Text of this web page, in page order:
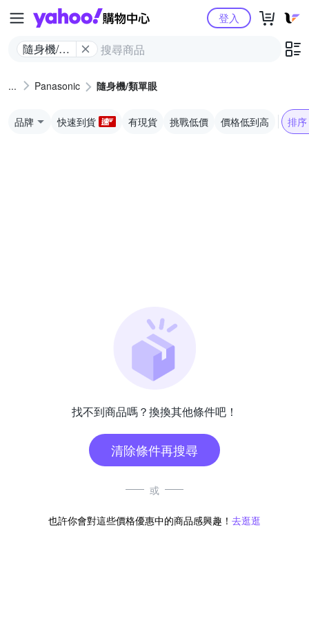
Yahoo購物中心
隨身機/類
登入
Panasonic 隨身機/類單眼
品牌 快速到貨 有現貨 挑戰低價 價格低到高 排序
找不到商品嗎？換換其他條件吧！
清除條件再搜尋
或
也許你會對這些價格優惠中的商品感興趣！ 去逛逛